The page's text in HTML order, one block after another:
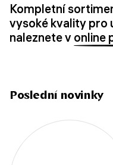
Kompletní
vysoké kvality pro
naleznete v online
Poslední novinky